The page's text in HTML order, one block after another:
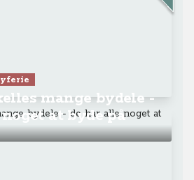
mange bydele -
at byde på